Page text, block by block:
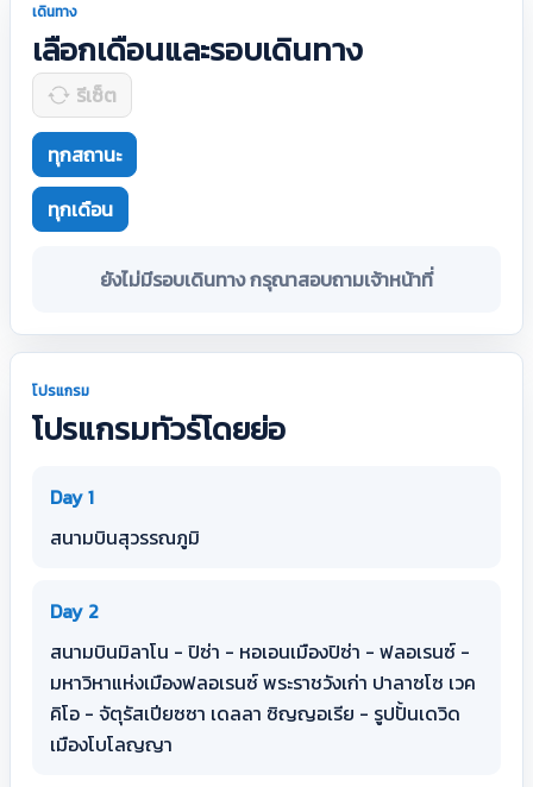
เดินทาง
เลือกเดือนและรอบเดินทาง
รีเซ็ต
ทุกสถานะ
ทุกเดือน
ยังไม่มีรอบเดินทาง กรุณาสอบถามเจ้าหน้าที่
โปรแกรม
โปรแกรมทัวร์โดยย่อ
Day 1
สนามบินสุวรรณภูมิ
Day 2
สนามบินมิลาโน - ปิซ่า - หอเอนเมืองปิซ่า - ฟลอเรนซ์ -
มหาวิหาแห่งเมืองฟลอเรนซ์ พระราชวังเก่า ปาลาซโซ เวค
คิโอ - จัตุรัสเปียซซา เดลลา ซิญญอเรีย - รูปปั้นเดวิด
เมืองโบโลญญา